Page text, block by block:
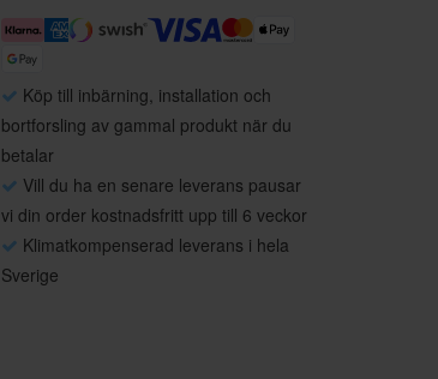
Köp till inbärning, installation och
bortforsling av gammal produkt när du
betalar
Vill du ha en senare leverans pausar
vi din order kostnadsfritt upp till 6 veckor
Klimatkompenserad leverans i hela
Sverige